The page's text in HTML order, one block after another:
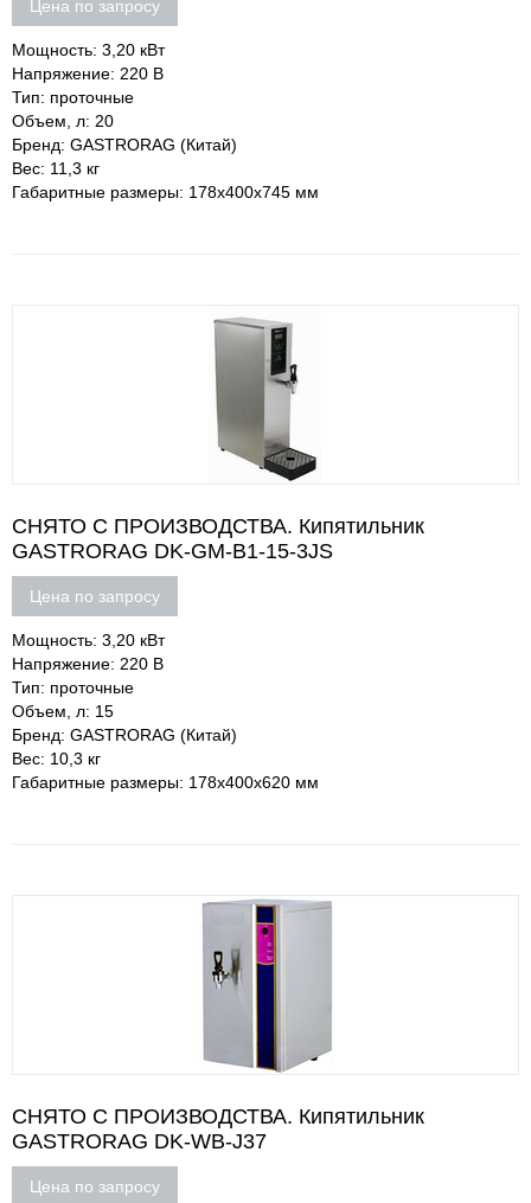
Цена по запросу
Мощность: 3,20 кВт
Напряжение: 220 В
Тип: проточные
Объем, л: 20
Бренд: GASTRORAG (Китай)
Вес: 11,3 кг
Габаритные размеры: 178х400х745 мм
СНЯТО С ПРОИЗВОДСТВА. Кипятильник
GASTRORAG DK-GM-B1-15-3JS
Цена по запросу
Мощность: 3,20 кВт
Напряжение: 220 В
Тип: проточные
Объем, л: 15
Бренд: GASTRORAG (Китай)
Вес: 10,3 кг
Габаритные размеры: 178х400х620 мм
СНЯТО С ПРОИЗВОДСТВА. Кипятильник
GASTRORAG DK-WB-J37
Цена по запросу